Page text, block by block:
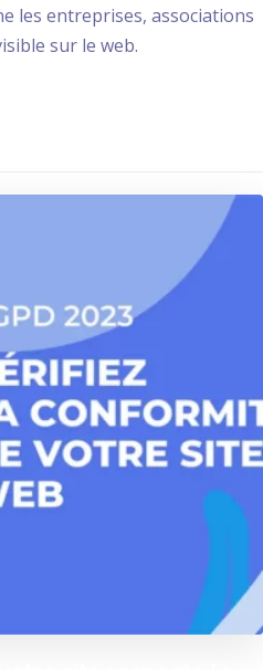
les entreprises, associations
sur le web.